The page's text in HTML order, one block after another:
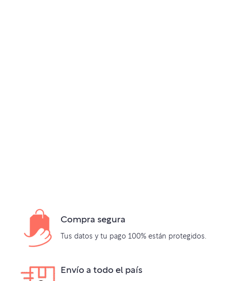
Compra segura
Tus datos y tu pago 100% están protegidos.
Envío a todo el país